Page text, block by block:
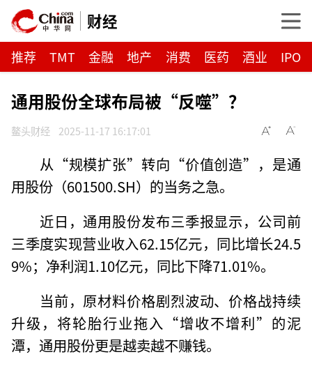
财经
推荐 TMT 金融 地产 消费 医药 酒业 IPO
通用股份全球布局被“反噬”？
鳌头财经 2025-11-17 16:17:01
从“规模扩张”转向“价值创造”，是通
用股份（601500.SH）的当务之急。
近日，通用股份发布三季报显示，公司前
三季度实现营业收入62.15亿元，同比增长24.5
9%；净利润1.10亿元，同比下降71.01%。
当前，原材料价格剧烈波动、价格战持续
升级，将轮胎行业拖入“增收不增利”的泥
潭，通用股份更是越卖越不赚钱。